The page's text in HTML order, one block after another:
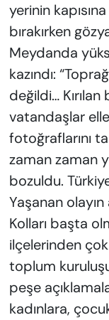
yerinin
bırakırken
Meydanda
kazındı:
değildi…
vatandaşlar
fotoğraflarını
zaman zaman
bozuldu.
Yaşanan
Kolları başta
ilçelerinden
toplum
peşe
kadınlara,